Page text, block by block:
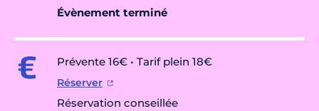
Évènement terminé
Prévente 16€ • Tarif plein 18€
Réserver
Réservation conseillée